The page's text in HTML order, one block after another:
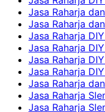
Jasa Raharja
Jasa Raharja
Jasa Raharja
Jasa Raharja
Jasa Raharja
Jasa Raharja
Jasa Raharja
Jasa Raharja
Jasa Raharja